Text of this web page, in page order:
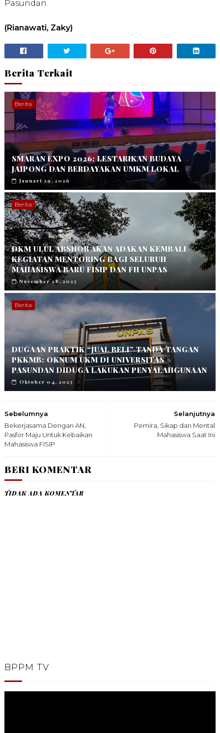
Pasundan.
(Rianawati, Zaky)
Berita Terkait
Berita
SMARAN EXPO 2026: LESTARIKAN BUDAYA
JAIPONG DAN BERDAYAKAN UMKM LOKAL
Januari 29, 2026
Berita
DKM ULUL ABSHOR AKAN ADAKAN KEMBALI
KEGIATAN MENTORING BAGI SELURUH
MAHASISWA BARU FISIP DAN FH UNPAS
November 28, 2025
Berita
DUGAAN PRAKTIK “JUAL BELI” TANDA TANGAN
PKKMB: OKNUM UKM DI UNIVERSITAS
PASUNDAN DIDUGA LAKUKAN PENYALAHGUNAAN
Oktober 04, 2025
Selanjutnya
Pemira, Sikap dan Mental
Mahasiswa Saat Ini
Sebelumnya
Bekerjasama Dengan AN,
Pasfor Maju Untuk Kebaikan
Mahasiswa FISIP
BERI KOMENTAR
TIDAK ADA KOMENTAR
BPPM TV